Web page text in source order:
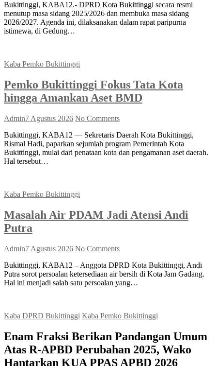
Bukittinggi, KABA12.- DPRD Kota Bukittinggi secara resmi
menutup masa sidang 2025/2026 dan membuka masa sidang
2026/2027. Agenda ini, dilaksanakan dalam rapat paripurna
istimewa, di Gedung…
Kaba Pemko Bukittinggi
Pemko Bukittinggi Fokus Tata Kota
hingga Amankan Aset BMD
Admin7 Agustus 2026 No Comments
Bukittinggi, KABA12 — Sekretaris Daerah Kota Bukittinggi,
Rismal Hadi, paparkan sejumlah program Pemerintah Kota
Bukittinggi, mulai dari penataan kota dan pengamanan aset daerah.
Hal tersebut…
Kaba Pemko Bukittinggi
Masalah Air PDAM Jadi Atensi Andi
Putra
Admin7 Agustus 2026 No Comments
Bukittinggi, KABA12 – Anggota DPRD Kota Bukittinggi, Andi
Putra sorot persoalan ketersediaan air bersih di Kota Jam Gadang.
Hal ini menjadi salah satu persoalan yang…
Kaba DPRD Bukittinggi Kaba Pemko Bukittinggi
Enam Fraksi Berikan Pandangan Umum
Atas R-APBD Perubahan 2025, Wako
Hantarkan KUA PPAS APBD 2026